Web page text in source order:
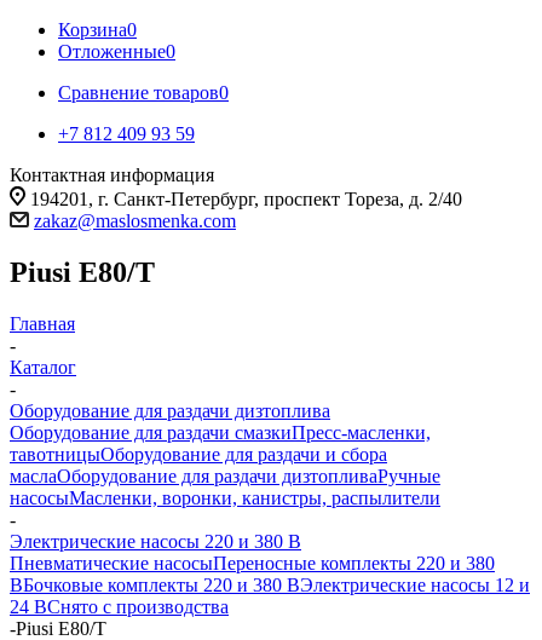
Корзина0
Отложенные0
Сравнение товаров0
+7 812 409 93 59
Контактная информация
194201, г. Санкт-Петербург, проспект Тореза, д. 2/40
zakaz@maslosmenka.com
Piusi E80/Т
Главная
-
Каталог
-
Оборудование для раздачи дизтоплива
Оборудование для раздачи смазкиПресс-масленки,
тавотницыОборудование для раздачи и сбора
маслаОборудование для раздачи дизтопливаРучные
насосыМасленки, воронки, канистры, распылители
-
Электрические насосы 220 и 380 В
Пневматические насосыПереносные комплекты 220 и 380
ВБочковые комплекты 220 и 380 ВЭлектрические насосы 12 и
24 ВСнято с производства
-Piusi E80/Т